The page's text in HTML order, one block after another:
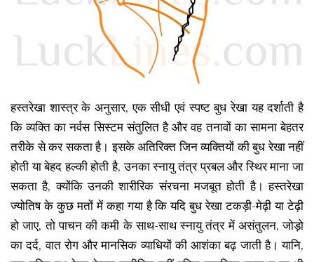
हस्तरेखा शास्त्र के अनुसार, एक सीधी एवं स्पष्ट बुध रेखा यह दर्शाती है
कि व्यक्ति का नर्वस सिस्टम संतुलित है और वह तनावों का सामना बेहतर
तरीके से कर सकता है। इसके अतिरिक्त जिन व्यक्तियों की बुध रेखा नहीं
होती या बेहद हल्की होती है, उनका स्नायु तंत्र प्रबल और स्थिर माना जा
सकता है, क्योंकि उनकी शारीरिक संरचना मजबूत होती है। हस्तरेखा
ज्योतिष के कुछ मतों में कहा गया है कि यदि बुध रेखा टकड़ी-मेढ़ी या टेढ़ी
हो जाए, तो पाचन की कमी के साथ-साथ स्नायु तंत्र में असंतुलन, जोड़ो
का दर्द, वात रोग और मानसिक व्याधियों की आशंका बढ़ जाती है। यानि,